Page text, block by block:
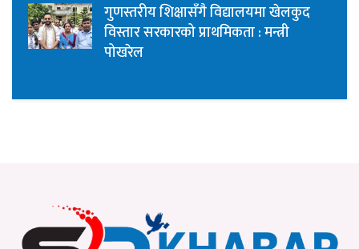
गुणस्तरीय शिक्षासँगै विद्यालयमा खेलकुद
विस्तार सरकारको प्राथमिकता : मन्त्री
पोखरेल